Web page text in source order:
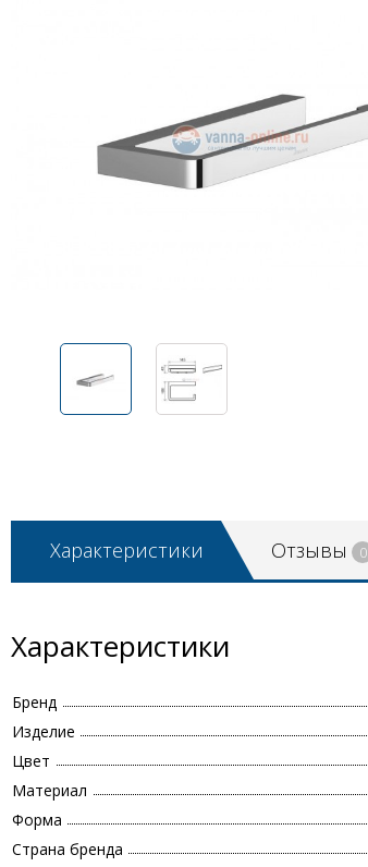
Характеристики Отзывы 0
Характеристики
Бренд
Изделие
Цвет
Материал
Форма
Страна бренда